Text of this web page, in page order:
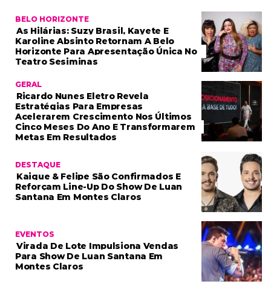
BELO HORIZONTE
As Hilárias: Suzy Brasil, Kayete E
Karoline Absinto Retornam A Belo
Horizonte Para Apresentação Única No
Teatro Sesiminas
GERAL
Ricardo Nunes Eletro Revela
Estratégias Para Empresas
Acelerarem Crescimento Nos Últimos
Cinco Meses Do Ano E Transformarem
Metas Em Resultados
DESTAQUE
Kaique & Felipe São Confirmados E
Reforçam Line-Up Do Show De Luan
Santana Em Montes Claros
EVENTOS
Virada De Lote Impulsiona Vendas
Para Show De Luan Santana Em
Montes Claros